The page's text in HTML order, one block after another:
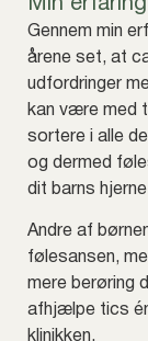
Min
Gennem min
årene set, at
udfordringer
kan være med
sortere i alle
og dermed
dit barns
Andre af
følesansen,
mere berøring
afhjælpe tics
klinikken.